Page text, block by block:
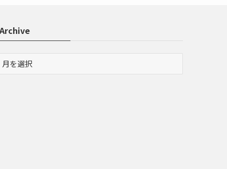
Archive